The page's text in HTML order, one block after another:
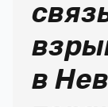
в